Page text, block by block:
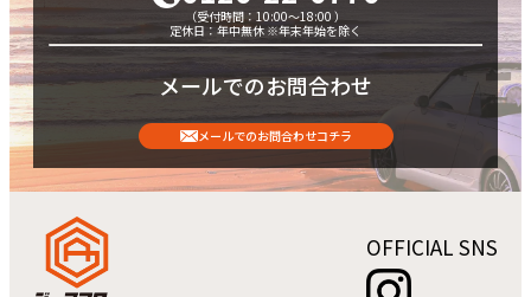
（受付時間：10:00～18:00 ）
定休日：年中無休 ※年末年始を除く
メールでのお問合わせ
メールでのお問合わせコチラ
OFFICIAL SNS